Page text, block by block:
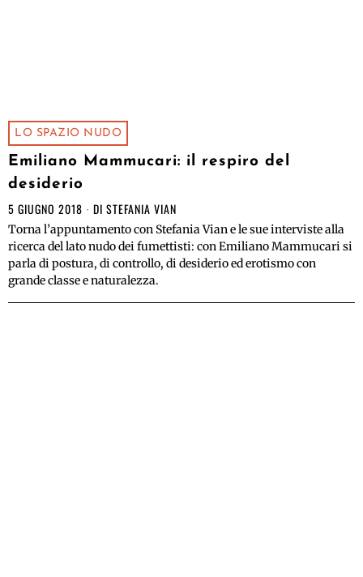
LO SPAZIO NUDO
Emiliano Mammucari: il respiro del
desiderio
5 GIUGNO 2018 DI STEFANIA VIAN
Torna l’appuntamento con Stefania Vian e le sue interviste alla
ricerca del lato nudo dei fumettisti: con Emiliano Mammucari si
parla di postura, di controllo, di desiderio ed erotismo con
grande classe e naturalezza.